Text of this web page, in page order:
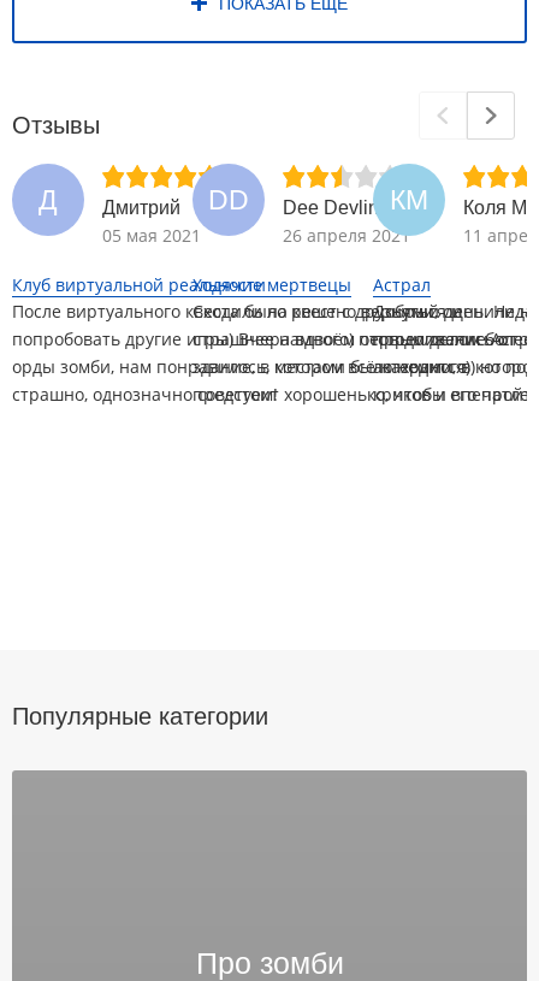
Отзывы
Д Дмитрий
05 мая 2021
Клуб виртуальной реальности
После виртуального квеста было решено вернуться и
попробовать другие игры) Вчера вдвоём отстреливались от
орды зомби, нам понравилось, местами было немного
страшно, однозначно советуем!
DD Dee Devlin
26 апреля 2021
Ходячие мертвецы
Сходили на квест с друзьями, оценили
страшнее намного) первым делом более
здание, в котором всё находится)) но
предстоит хорошенько, чтобы его
КМ Коля
11
Астрал
Добрый день.
продолжение
актерами, в
криков и
Популярные категории
Про зомби